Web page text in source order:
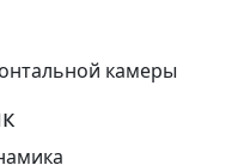
камеры